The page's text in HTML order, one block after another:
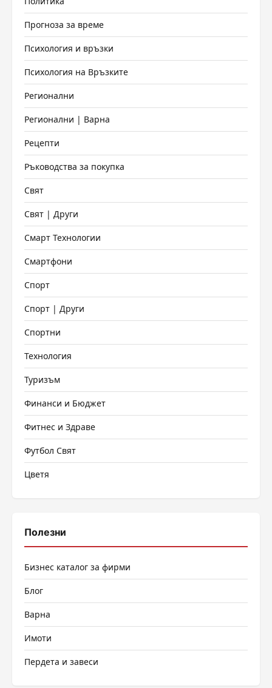
Прогноза за време
Психология и връзки
Психология на Връзките
Регионални
Регионални | Варна
Рецепти
Ръководства за покупка
Свят
Свят | Други
Смарт Технологии
Смартфони
Спорт
Спорт | Други
Спортни
Технология
Туризъм
Финанси и Бюджет
Фитнес и Здраве
Футбол Свят
Цветя
Полезни
Бизнес каталог за фирми
Блог
Варна
Имоти
Пердета и завеси